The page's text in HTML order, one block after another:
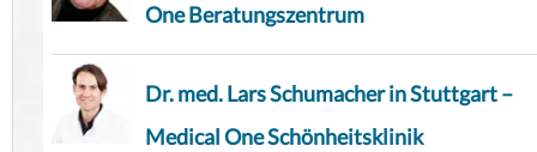
One Beratungszentrum
Dr. med. Lars Schumacher in Stuttgart –
Medical One Schönheitsklinik